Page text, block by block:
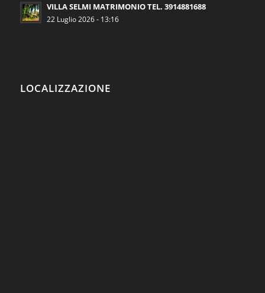
VILLA SELMI MATRIMONIO TEL. 3914881688
22 Luglio 2026 - 13:16
LOCALIZZAZIONE